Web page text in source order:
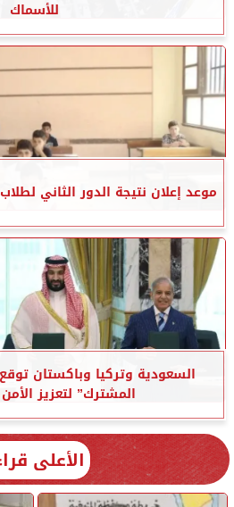
للأسماك
موعد إعلان نتيجة الدور الثاني لطلاب
السعودية وتركيا وباكستان
المشترك” لتعزيز
الأعلى